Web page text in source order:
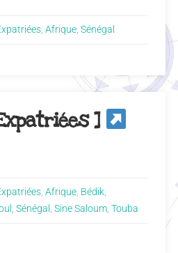
, Afrique, Sénégal
]
, Afrique, Bédik,
, Sénégal , Sine Saloum, Touba